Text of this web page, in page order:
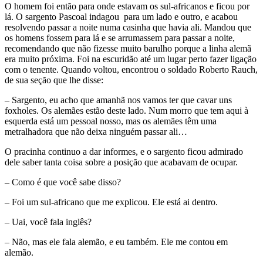
O homem foi então para onde estavam os sul-africanos e ficou por
lá. O sargento Pascoal indagou para um lado e outro, e acabou
resolvendo passar a noite numa casinha que havia ali. Mandou que
os homens fossem para lá e se arrumassem para passar a noite,
recomendando que não fizesse muito barulho porque a linha alemã
era muito próxima. Foi na escuridão até um lugar perto fazer ligação
com o tenente. Quando voltou, encontrou o soldado Roberto Rauch,
de sua seção que lhe disse:
– Sargento, eu acho que amanhã nos vamos ter que cavar uns
foxholes. Os alemães estão deste lado. Num morro que tem aqui à
esquerda está um pessoal nosso, mas os alemães têm uma
metralhadora que não deixa ninguém passar ali…
O pracinha continuo a dar informes, e o sargento ficou admirado
dele saber tanta coisa sobre a posição que acabavam de ocupar.
– Como é que você sabe disso?
– Foi um sul-africano que me explicou. Ele está ai dentro.
– Uai, você fala inglês?
– Não, mas ele fala alemão, e eu também. Ele me contou em
alemão.